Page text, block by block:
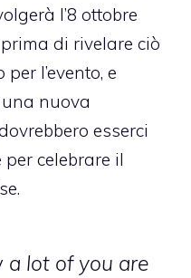
l’8 ottobre
di rivelare ciò
l’evento, e
nuova
esserci
celebrare il
a lot of you are